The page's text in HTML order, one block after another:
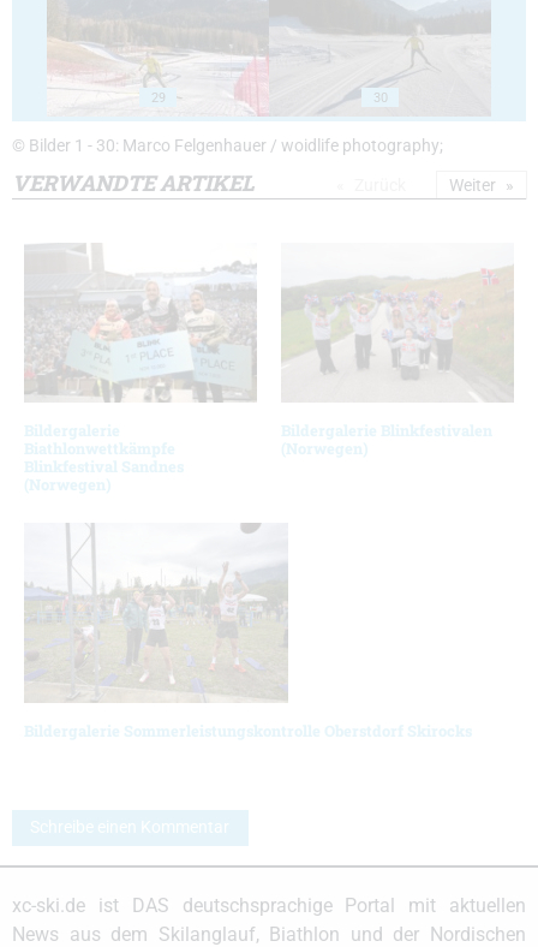
29 30
© Bilder 1 - 30: Marco Felgenhauer / woidlife photography;
VERWANDTE ARTIKEL
Bildergalerie
Biathlonwettkämpfe
Blinkfestival Sandnes
(Norwegen)
Bildergalerie Blinkfestivalen
(Norwegen)
Bildergalerie Sommerleistungskontrolle Oberstdorf Skirocks
Weiter
Schreibe einen Kommentar
xc-ski.de ist DAS deutschsprachige Portal mit aktuellen
News aus dem Skilanglauf, Biathlon und der Nordischen